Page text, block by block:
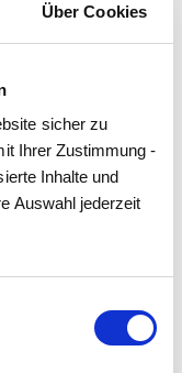
Über Cookies
sicher zu
Ihrer Zustimmung -
Inhalte und
Auswahl jederzeit
zur
nur mit Ihrer
können eine
Die
unberührt.